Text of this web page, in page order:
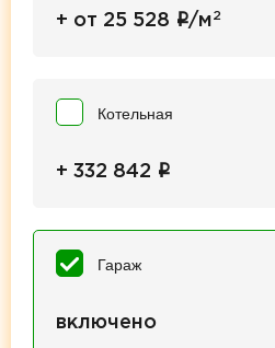
+ от 25 528 i/м2
Котельная
+ 332 842 i
Гараж
включено